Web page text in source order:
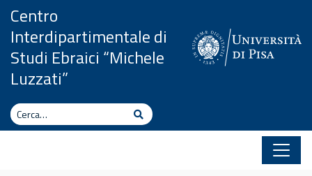
Vai al contenuto
Centro
Interdipartimentale di
Studi Ebraici “Michele
Luzzati”
Cerca Cerca